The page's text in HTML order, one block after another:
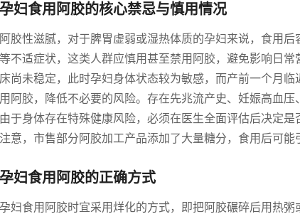
孕妇食用阿胶的核心禁忌与慎用情况
阿胶性滋腻，对于脾胃虚弱或湿热体质的孕妇来说，食用
不适症状，这类人群应慎用甚至禁用阿胶，避免影响日
尚未稳定，此时孕妇身体状态较为敏感，而产前一个月
阿胶，降低不必要的风险。存在先兆流产史、妊娠高血
于身体存在特殊健康风险，必须在医生全面评估后决定
意，市售部分阿胶加工产品添加了大量糖分，食用后可能
孕妇食用阿胶的正确方式
孕妇食用阿胶时宜采用烊化的方式，即把阿胶碾碎后用热